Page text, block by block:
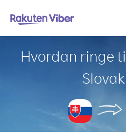
Hvordan ringe